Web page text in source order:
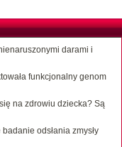
darami i
funkcjonalny genom
na zdrowiu dziecka? Są
odsłania zmysły